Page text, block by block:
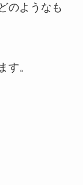
のようなも
す。